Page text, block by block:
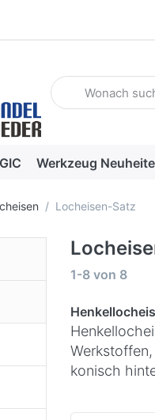
Geben Sie einen
Werkzeug
Locheisen-Satz
1-8 von 8
konisch